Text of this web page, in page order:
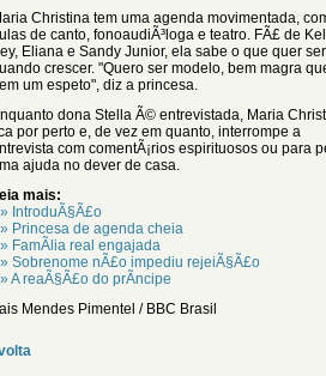
Christina tem uma agenda movimentada,
de canto, fonoaudiÃ³loga e teatro. FÃ£ de
Eliana e Sandy Junior, ela sabe o que quer ser
crescer. "Quero ser modelo, bem magra
um espeto", diz a princesa.
dona Stella Ã© entrevistada, Maria
por perto e, de vez em quanto, interrompe a
com comentÃ¡rios espirituosos ou para
ajuda no dever de casa.
mais:
IntroduÃ§Ã£o
Princesa de agenda cheia
FamÃ­lia real engajada
Sobrenome nÃ£o impediu rejeiÃ§Ã£o
A reaÃ§Ã£o do prÃ­ncipe
Mendes Pimentel / BBC Brasil